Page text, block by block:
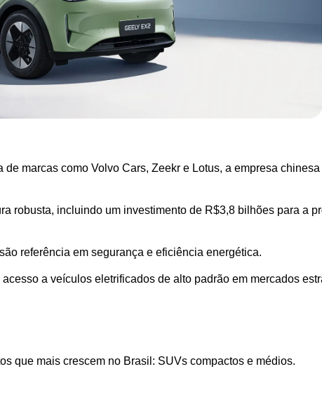
marcas como Volvo Cars, Zeekr e Lotus, a empresa
robusta, incluindo um investimento de R$3,8 bilhões para a
referência em segurança e eficiência energética.
a veículos eletrificados de alto padrão em mercados
que mais crescem no Brasil: SUVs compactos e médios.